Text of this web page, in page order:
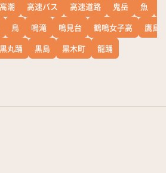
高潮 高速バス 高速道路 鬼岳 魚
鳥 鳴滝 鳴見台 鶴鳴女子高
鷹島
黒丸踊 黒島 黒木町 龍踊